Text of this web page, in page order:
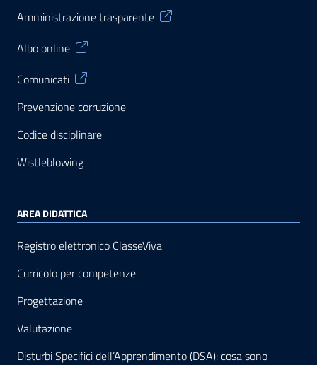
Amministrazione trasparente
Albo online
Comunicati
Prevenzione corruzione
Codice disciplinare
Wistleblowing
AREA DIDATTICA
Registro elettronico ClasseViva
Curricolo per competenze
Progettazione
Valutazione
Disturbi Specifici dell’Apprendimento (DSA): cosa sono